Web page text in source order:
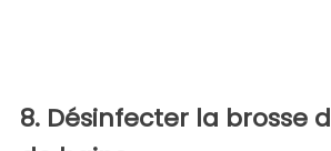
8. Désinfecter la brosse